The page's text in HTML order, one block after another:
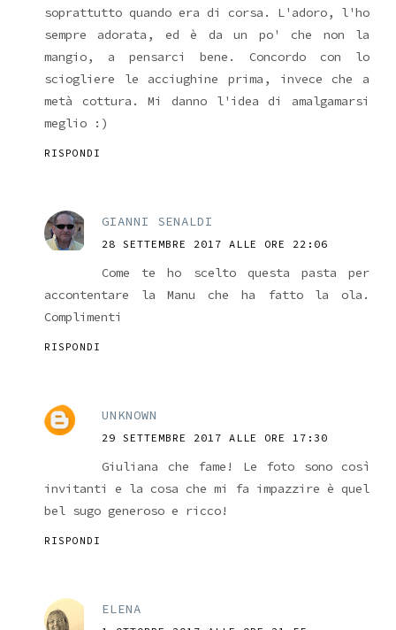
soprattutto quando era di corsa. L'adoro, l'ho
sempre adorata, ed è da un po' che non la
mangio, a pensarci bene. Concordo con lo
sciogliere le acciughine prima, invece che a
metà cottura. Mi danno l'idea di amalgamarsi
meglio :)
RISPONDI
GIANNI SENALDI
28 SETTEMBRE 2017 ALLE ORE 22:06
Come te ho scelto questa pasta per
accontentare la Manu che ha fatto la ola.
Complimenti
RISPONDI
UNKNOWN
29 SETTEMBRE 2017 ALLE ORE 17:30
Giuliana che fame! Le foto sono così
invitanti e la cosa che mi fa impazzire è quel
bel sugo generoso e ricco!
RISPONDI
ELENA